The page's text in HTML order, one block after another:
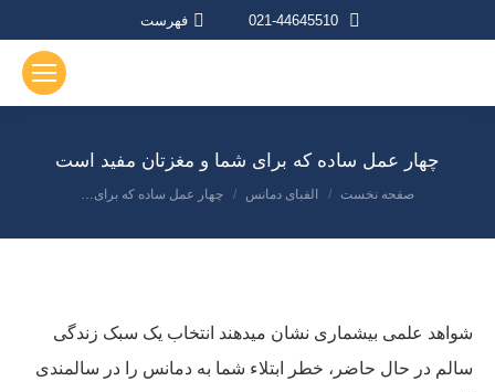
021-44645510 فهرست
چهار عمل ساده که برای شما و مغزتان مفید است
مکان شما:
صفحه نخست الفبای دمانس چهار عمل ساده که برای…
شواهد علمی بیشماری نشان میدهند انتخاب یک سبک زندگی
سالم در حال حاضر، خطر ابتلاء شما به دمانس را در سالمندی